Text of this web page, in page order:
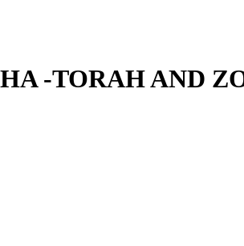
-TORAH AND